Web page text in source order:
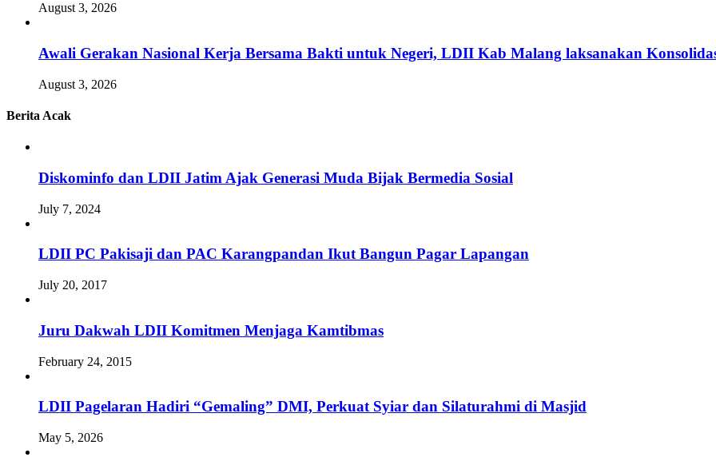
August 3, 2026
Awali Gerakan Nasional Kerja Bersama Bakti untuk Negeri, LDII Kab Malang laksanakan
August 3, 2026
Berita Acak
Diskominfo dan LDII Jatim Ajak Generasi Muda Bijak Bermedia Sosial
July 7, 2024
LDII PC Pakisaji dan PAC Karangpandan Ikut Bangun Pagar Lapangan
July 20, 2017
Juru Dakwah LDII Komitmen Menjaga Kamtibmas
February 24, 2015
LDII Pagelaran Hadiri “Gemaling” DMI, Perkuat Syiar dan Silaturahmi di Masjid
May 5, 2026